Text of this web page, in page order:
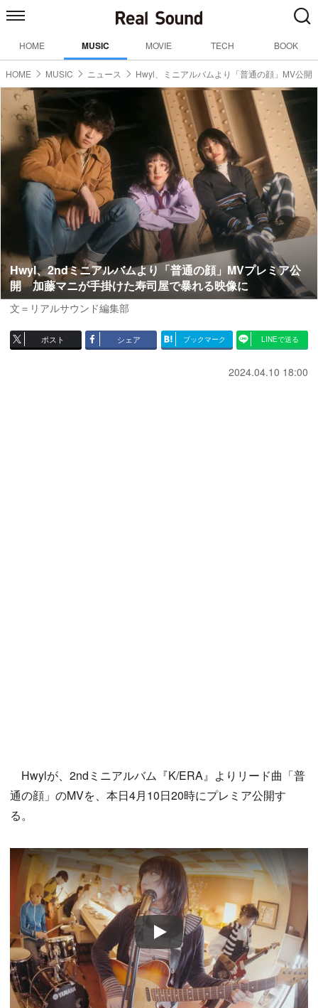
HOME MUSIC MOVIE TECH BOOK
HOME MUSIC ニュース Hwyl、ミニアルバムより「普通の顔」MV公開
Hwyl、2ndミニアルバムより「普通の顔」MVプレミア公
開 加藤マニが手掛けた寿司屋で暴れる映像に
文＝リアルサウンド編集部
ポスト シェア ブックマーク LINEで送る
2024.04.10 18:00
Hwylが、2ndミニアルバム『K/ERA』よりリード曲「普
通の顔」のMVを、本日4月10日20時にプレミア公開す
る。
Play